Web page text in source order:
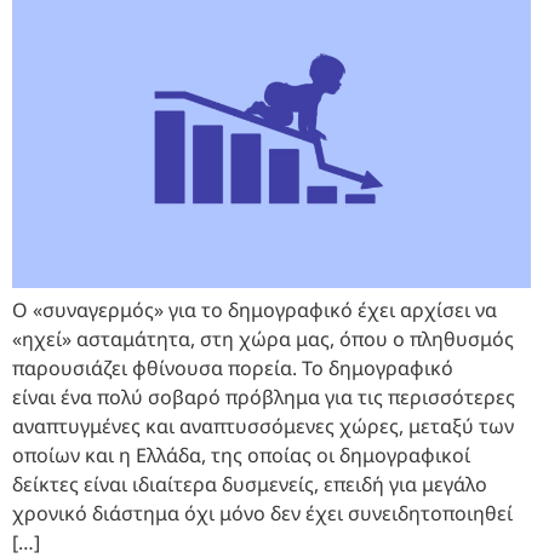
Ο «συναγερμός» για το δημογραφικό έχει αρχίσει να
«ηχεί» ασταμάτητα, στη χώρα μας, όπου ο πληθυσμός
παρουσιάζει φθίνουσα πορεία. Το δημογραφικό
είναι ένα πολύ σοβαρό πρόβλημα για τις περισσότερες
αναπτυγμένες και αναπτυσσόμενες χώρες, μεταξύ των
οποίων και η Ελλάδα, της οποίας οι δημογραφικοί
δείκτες είναι ιδιαίτερα δυσμενείς, επειδή για μεγάλο
χρονικό διάστημα όχι μόνο δεν έχει συνειδητοποιηθεί
[…]